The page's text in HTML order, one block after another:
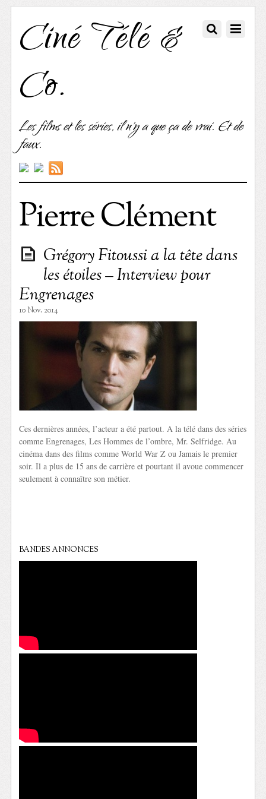
Ciné Télé &
Co.
Les films et les séries, il n'y a que ça de vrai. Et de
faux.
Pierre Clément
Grégory Fitoussi a la tête dans
les étoiles – Interview pour
Engrenages
10 Nov. 2014
Ces dernières années, l’acteur a été partout. A la télé dans des séries
comme Engrenages, Les Hommes de l’ombre, Mr. Selfridge. Au
cinéma dans des films comme World War Z ou Jamais le premier
soir. Il a plus de 15 ans de carrière et pourtant il avoue commencer
seulement à connaître son métier.
BANDES ANNONCES